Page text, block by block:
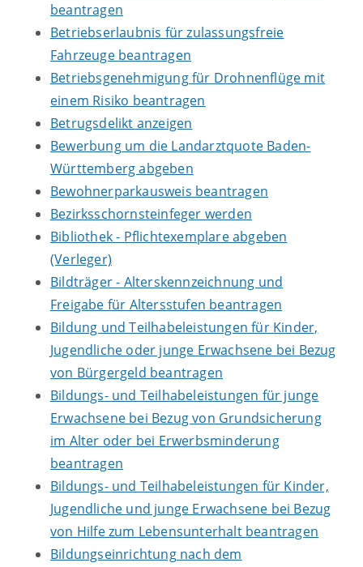
beantragen
Betriebserlaubnis für zulassungsfreie
Fahrzeuge beantragen
Betriebsgenehmigung für Drohnenflüge mit
einem Risiko beantragen
Betrugsdelikt anzeigen
Bewerbung um die Landarztquote Baden-
Württemberg abgeben
Bewohnerparkausweis beantragen
Bezirksschornsteinfeger werden
Bibliothek - Pflichtexemplare abgeben
(Verleger)
Bildträger - Alterskennzeichnung und
Freigabe für Altersstufen beantragen
Bildung und Teilhabeleistungen für Kinder,
Jugendliche oder junge Erwachsene bei Bezug
von Bürgergeld beantragen
Bildungs- und Teilhabeleistungen für junge
Erwachsene bei Bezug von Grundsicherung
im Alter oder bei Erwerbsminderung
beantragen
Bildungs- und Teilhabeleistungen für Kinder,
Jugendliche und junge Erwachsene bei Bezug
von Hilfe zum Lebensunterhalt beantragen
Bildungseinrichtung nach dem